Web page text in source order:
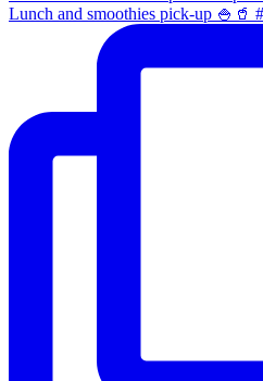
Lunch and smoothies pick-up 🍚🥤